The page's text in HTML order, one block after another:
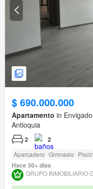
$ 690.000.000
Apartamento in
Antioquia
2 2
Aparcadero Gimnasio
Hace 30+ días
GRUPO INMOBILIARIO